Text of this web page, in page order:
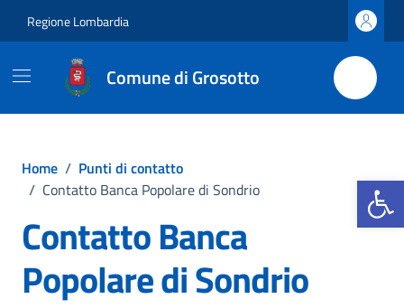
Apri la
Regione Lombardia
Comune di Grosotto
Home / Punti di contatto
/ Contatto Banca Popolare di Sondrio
Contatto Banca
Popolare di Sondrio